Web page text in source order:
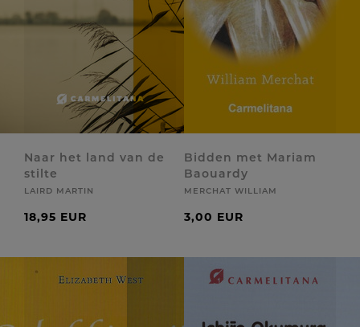
Naar het land van de
stilte
LAIRD MARTIN
18,95 EUR
Bidden met Mariam
Baouardy
MERCHAT WILLIAM
3,00 EUR